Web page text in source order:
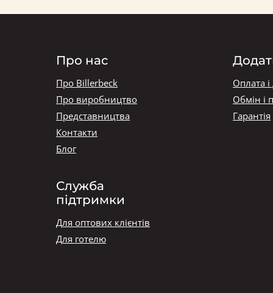
Про нас
Про Billerbeck
Про виробництво
Представництва
Контакти
Блог
Служба
підтримки
Для оптових клієнтів
Для готелю
Оплата і
Обмін і
Гарантія